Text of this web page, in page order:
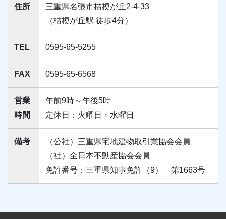
住所
三重県名張市桔梗が丘2-4-33
（桔梗が丘駅 徒歩4分）
TEL 0595-65-5255
FAX 0595-65-6568
営業
時間
午前9時～午後5時
定休日：火曜日・水曜日
備考
（公社）三重県宅地建物取引業協会会員
（社）全日本不動産協会会員
免許番号：三重県知事免許（9） 第1663号